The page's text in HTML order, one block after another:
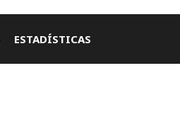
ESTADÍSTICAS